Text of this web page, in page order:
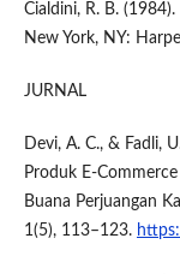
Cialdini, R. B.
New York, NY:
JURNAL
Devi, A. C., & Fadli,
Produk E-
Buana Perjuangan
1(5), 113–123.